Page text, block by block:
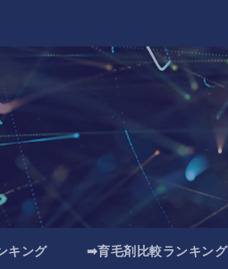
キング ➡育毛剤比較ランキング